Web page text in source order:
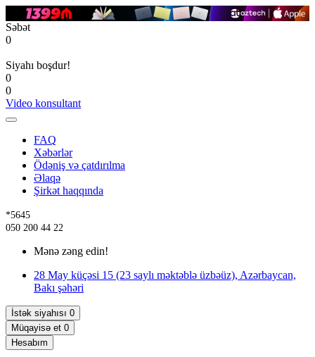
Səbət
0
Siyahı boşdur!
0
0
Video konsultant
FAQ
Xəbərlər
Ödəniş və çatdırılma
Əlaqə
Şirkət haqqında
*5645
050 200 44 22
Mənə zəng edin!
28 May küçəsi 15 (23 saylı məktəblə üzbəüz), Azərbaycan,
Bakı şəhəri
İstək siyahısı 0
Müqayisə et 0
Hesabım